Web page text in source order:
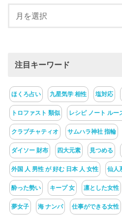
注目キーワード
ほくろ占い 九星気学 相性 塩対応
トロファスト 類似 レシピ ノート ルー
クラブチャティオ サムハラ神社 指輪
ダイソー 財布 四大元素 見つめる
外国 人 男性 が 好む 日本 人 女性 仙人
酔った勢い キープ 女 凛とした女性
夢女子 海 ナンパ 仕事ができる女性